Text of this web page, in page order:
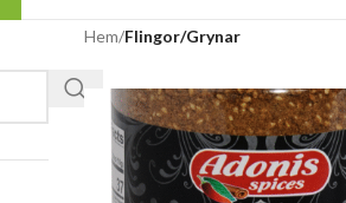
Hem/Flingor/Grynar